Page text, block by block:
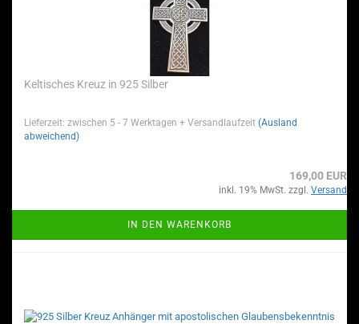
Keltisches Kreuz in 925 Silber
Lieferzeit: zwischen 5 - 7 Werktagen + Versandlaufzeit (Ausland
abweichend)
169,00 EUR
inkl. 19% MwSt. zzgl. Versand
IN DEN WARENKORB